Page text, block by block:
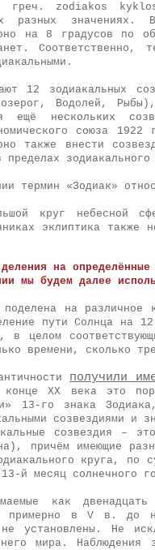
zodiakos
разных значениях.
на 8 градусов по
Соответственно,
12
Водолей,
ещё нескольких
союза
также внести
пределах
термин «Зодиак»
круг небесной
эклиптика также
на
мы будем далее
на различное
пути Солнца на
в целом
времени, сколько
получили
ХХ века это
13-го знака
созвездиями и
созвездия –
причём имеющие
круга, по
й месяц солнечного
как
примерно в V в. до
не установлены. Не
мира.